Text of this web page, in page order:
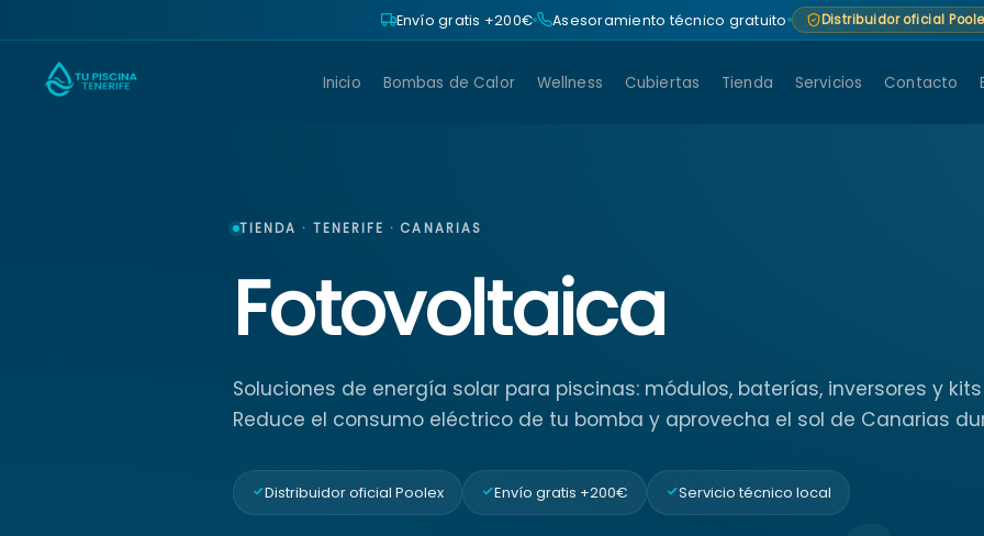
Envío gratis +200€ Asesoramiento técnico gratuito Distribuidor oficial
Inicio Bombas de Calor Wellness Cubiertas Tienda Servicios Contacto
TIENDA · TENERIFE · CANARIAS
Fotovoltaica
Soluciones de energía solar para piscinas: módulos, baterías, inversores y
Reduce el consumo eléctrico de tu bomba y aprovecha el sol de Canarias
Distribuidor oficial Poolex Envío gratis +200€ Servicio técnico local